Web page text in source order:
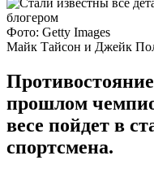
Фото: Getty Images
Майк Тайсон и Джейк
прошлом
весе пойдет в
спортсмена.